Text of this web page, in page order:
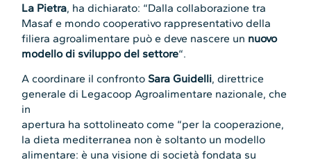
La Pietra, ha dichiarato: “Dalla collaborazione tra
Masaf e mondo cooperativo rappresentativo della
filiera agroalimentare può e deve nascere un nuovo
modello di sviluppo del settore“.
A coordinare il confronto Sara Guidelli, direttrice
generale di Legacoop Agroalimentare nazionale, che
in
apertura ha sottolineato come “per la cooperazione,
la dieta mediterranea non è soltanto un modello
alimentare: è una visione di società fondata su